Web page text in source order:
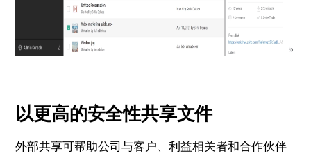
以更高的安全性共享文件
外部共享可帮助公司与客户、利益相关者和合作伙伴